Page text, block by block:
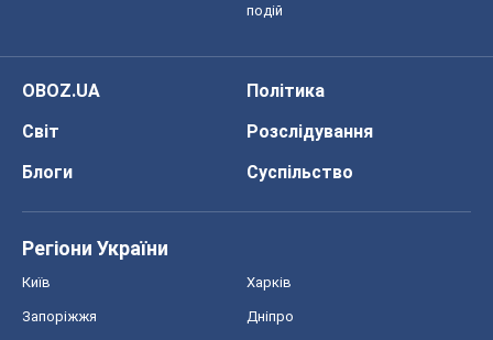
подій
OBOZ.UA
Політика
Світ
Розслідування
Блоги
Суспільство
Регіони України
Київ Харків
Запоріжжя Дніпро